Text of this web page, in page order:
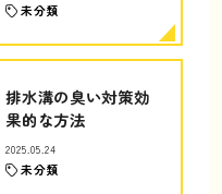
未分類
排水溝の臭い対策効
果的な方法
2025.05.24
未分類